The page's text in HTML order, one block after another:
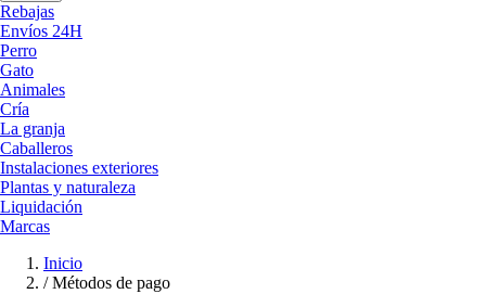
Rebajas
Envíos 24H
Perro
Gato
Animales
Cría
La granja
Caballeros
Instalaciones exteriores
Plantas y naturaleza
Liquidación
Marcas
Inicio
/ Métodos de pago